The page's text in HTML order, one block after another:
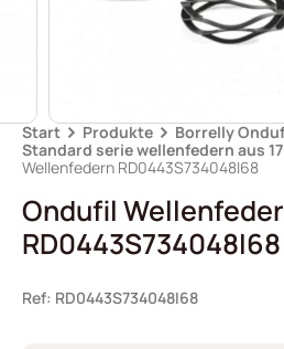
Start Produkte
Borrelly
Standard serie wellenfedern aus
Wellenfedern RD0443S734048I68
Ondufil
RD0443S734048I68
Ref: RD0443S734048I68